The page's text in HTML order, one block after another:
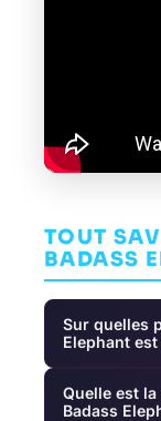
TOUT
BADASS
Sur quelles
Elephant
Quelle est
Badass